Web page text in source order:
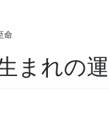
命
まれの